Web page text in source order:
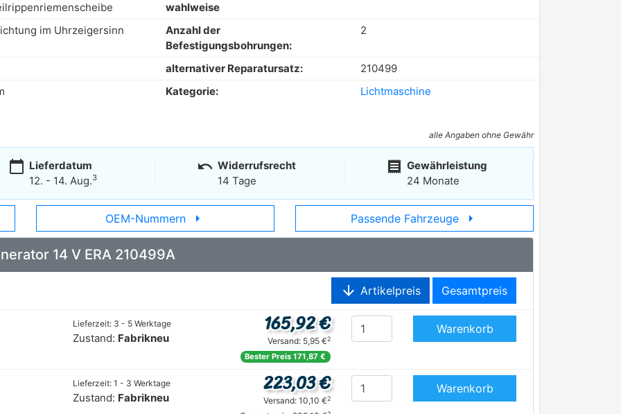
wahlweise
im Uhrzeigersinn
Anzahl der
Befestigungsbohrungen:
2
alternativer Reparatursatz:
210499
Kategorie: Lichtmaschine
alle Angaben ohne Gewähr
calendar_today Lieferdatum
12. - 14. Aug.3
undo Widerrufsrecht
14 Tage
receipt Gewährleistung
24 Monate
OEM-Nummern arrow_right Passende Fahrzeuge arrow_right
14 V ERA 210499A
arrow_downward Artikelpreis Gesamtpreis
Lieferzeit: 3 - 5 Werktage
Zustand: Fabrikneu
165,92 €
Versand: 5,95 €2
Bester Preis 171,87 €
Warenkorb
Lieferzeit: 1 - 3 Werktage
Zustand: Fabrikneu
223,03 €
Versand: 10,10 €2
Warenkorb